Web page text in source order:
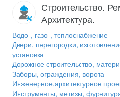
Строительство.
Архитектура.
Водо-, газо-, теплоснабжение
Двери, перегородки,
установка
Дорожное строительство,
Заборы, ограждения, ворота
Инженерное,архитектурное
Инструменты, метизы,